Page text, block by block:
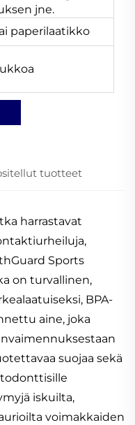
jne.
paperilaatikko
tuotteet
harrastavat
Sports
on turvallinen,
BPA-
aine, joka
suojaa sekä
iskuilta,
voimakkaiden